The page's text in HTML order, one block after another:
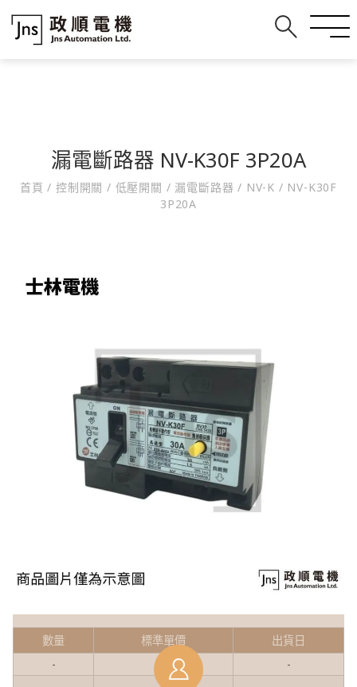
漏電斷路器 NV-K30F 3P20A
首頁/ 控制開關/ 低壓開關 / 漏電斷路器/ NV-K / NV-K30F
3P20A
數量 標準單價
出貨日
-
-